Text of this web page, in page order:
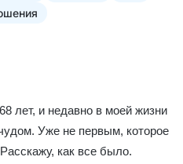
лет, и недавно в моей жизни
Уже не первым, которое
как все было.